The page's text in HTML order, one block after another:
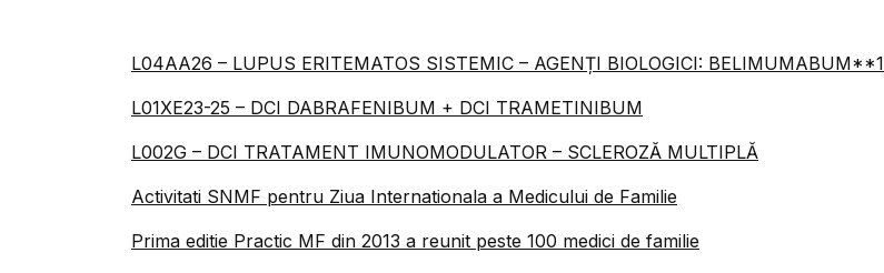
L04AA26 – LUPUS ERITEMATOS SISTEMIC – AGENȚI BIOLOGICI: BELIMUMABUM**1
L01XE23­-25 – DCI DABRAFENIBUM + DCI TRAMETINIBUM
L002G – DCI TRATAMENT IMUNOMODULATOR – SCLEROZĂ MULTIPLĂ
Activitati SNMF pentru Ziua Internationala a Medicului de Familie
Prima editie Practic MF din 2013 a reunit peste 100 medici de familie